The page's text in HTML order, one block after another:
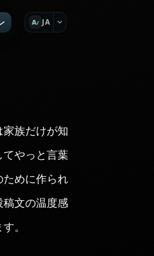
A JA
族だけが知
やっと言葉
めに作られ
文の温度感
。